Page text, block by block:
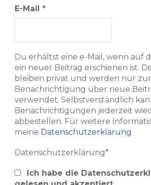
E-Mail *
Du erhältst eine e-Mail, wenn auf
ein neuer Beitrag erschienen ist.
bleiben privat und werden nur
Benachrichtigung über neue
verwendet. Selbstverständlich
Benachrichtigungen jederzeit
abbestellen. Für weitere
meine Datenschutzerklärung.
Datenschutzerklärung*
Ich habe die